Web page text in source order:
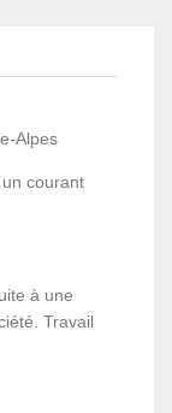
Alpes
courant
à une
Travail